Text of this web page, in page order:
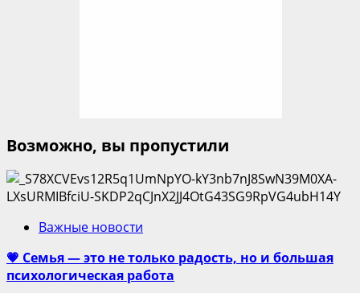
Возможно, вы пропустили
Важные новости
💗 Семья — это не только радость, но и большая
психологическая работа